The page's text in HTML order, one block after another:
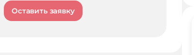
Оставить заявку